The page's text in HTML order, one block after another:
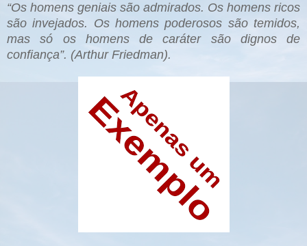
“Os homens geniais são admirados. Os homens ricos
são invejados. Os homens poderosos são temidos,
mas só os homens de caráter são dignos de
confiança”. (Arthur Friedman).